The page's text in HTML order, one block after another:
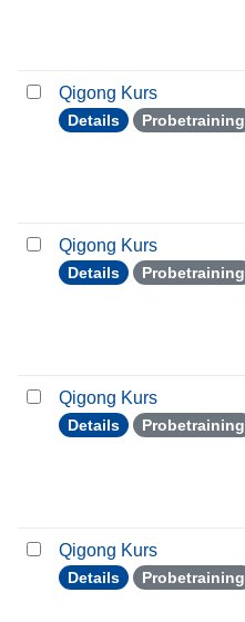
Qigong Kurs
Details Probetraining
Qigong Kurs
Details Probetraining
Qigong Kurs
Details Probetraining
Qigong Kurs
Details Probetraining